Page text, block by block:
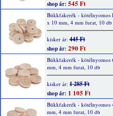
shop ár: 545 Ft
Bükkfakerék - kötélnyomos
x 10 mm, 4 mm furat, 10 db
kisker ár: 445 Ft
shop ár: 290 Ft
Bükkfakerék - kötélnyomos
mm, 4 mm furat, 10 db
kisker ár: 1 285 Ft
shop ár: 1 105 Ft
Bükkfakerék - kötélnyomos
mm, 4 mm furat, 10 db